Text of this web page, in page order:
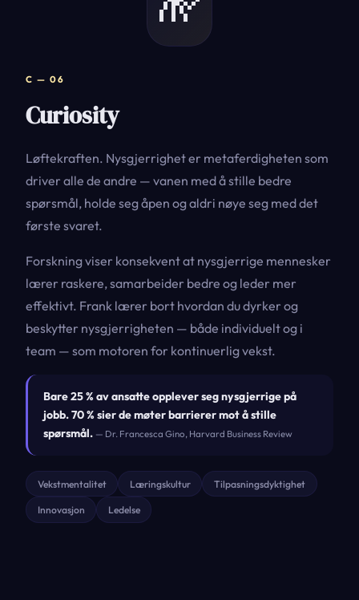
C — 06
Curiosity
Løftekraften. Nysgjerrighet er metaferdigheten som
driver alle de andre — vanen med å stille bedre
spørsmål, holde seg åpen og aldri nøye seg med det
første svaret.
Forskning viser konsekvent at nysgjerrige mennesker
lærer raskere, samarbeider bedre og leder mer
effektivt. Frank lærer bort hvordan du dyrker og
beskytter nysgjerrigheten — både individuelt og i
team — som motoren for kontinuerlig vekst.
Bare 25 % av ansatte opplever seg nysgjerrige på
jobb. 70 % sier de møter barrierer mot å stille
spørsmål. — Dr. Francesca Gino, Harvard Business Review
Vekstmentalitet Læringskultur Tilpasningsdyktighet
Innovasjon Ledelse